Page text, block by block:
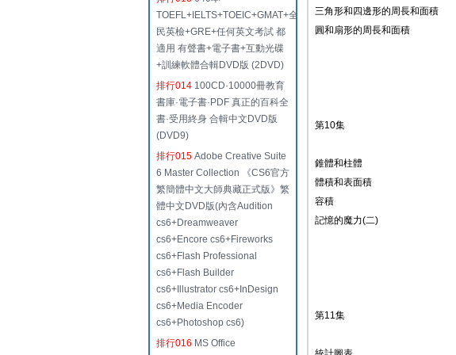
TOEFL+IELTS+TOEIC+GMAT+全
民英檢+GRE+任何英文考試 都
適用 有聲書+電子書+互動光碟
+訓練軟體合輯DVD版 (2DVD)
排行014 100CD·10000冊教育
書庫·電子書·PDF 真正的百科全
書·受用終身 合輯中文DVD版
(DVD9)
排行015 Adobe Creative Suite
6 Master Collection 《CS6官方
繁簡體中文大師典藏正式版》繁
體中文DVD版(內含Audition
cs6+Dreamweaver
cs6+Encore cs6+Fireworks
cs6+Flash Professional
cs6+Flash Builder
cs6+Illustrator cs6+InDesign
cs6+Media Encoder
cs6+Photoshop cs6)
排行016 MS Office
三角形和四邊形的周長和面積
圓和扇形的周長和面積
第10集
錐體和柱體
體積和表面積
容積
記憶的魔力(二)
第11集